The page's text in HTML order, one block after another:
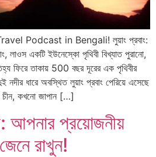
Podcast in Bengali! লুয়াং প্রবাং:
লাওস একটি ইউনেস্কো পৃথিবী বিখ্যাত পুরানো,
ফিরে তাকায় 500 বছর দূরের এক পৃথিবীর
ধারে অবস্থিত লুয়াং প্রবাং পেরিয়ে এসেছে
চীন, কখনো জাপান […]
আপনার প্রয়োজনীয়
রাখুন!